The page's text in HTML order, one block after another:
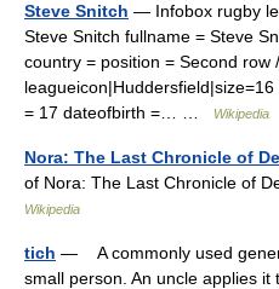
Steve Snitch — Infobox rugby
Steve Snitch fullname = Steve
country = position = Second row
= 17 dateofbirth =… …
Wikipedia
Nora: The Last Chronicle of
of Nora: The Last Chronicle of
Wikipedia
tich — A commonly used
small person. An uncle applies